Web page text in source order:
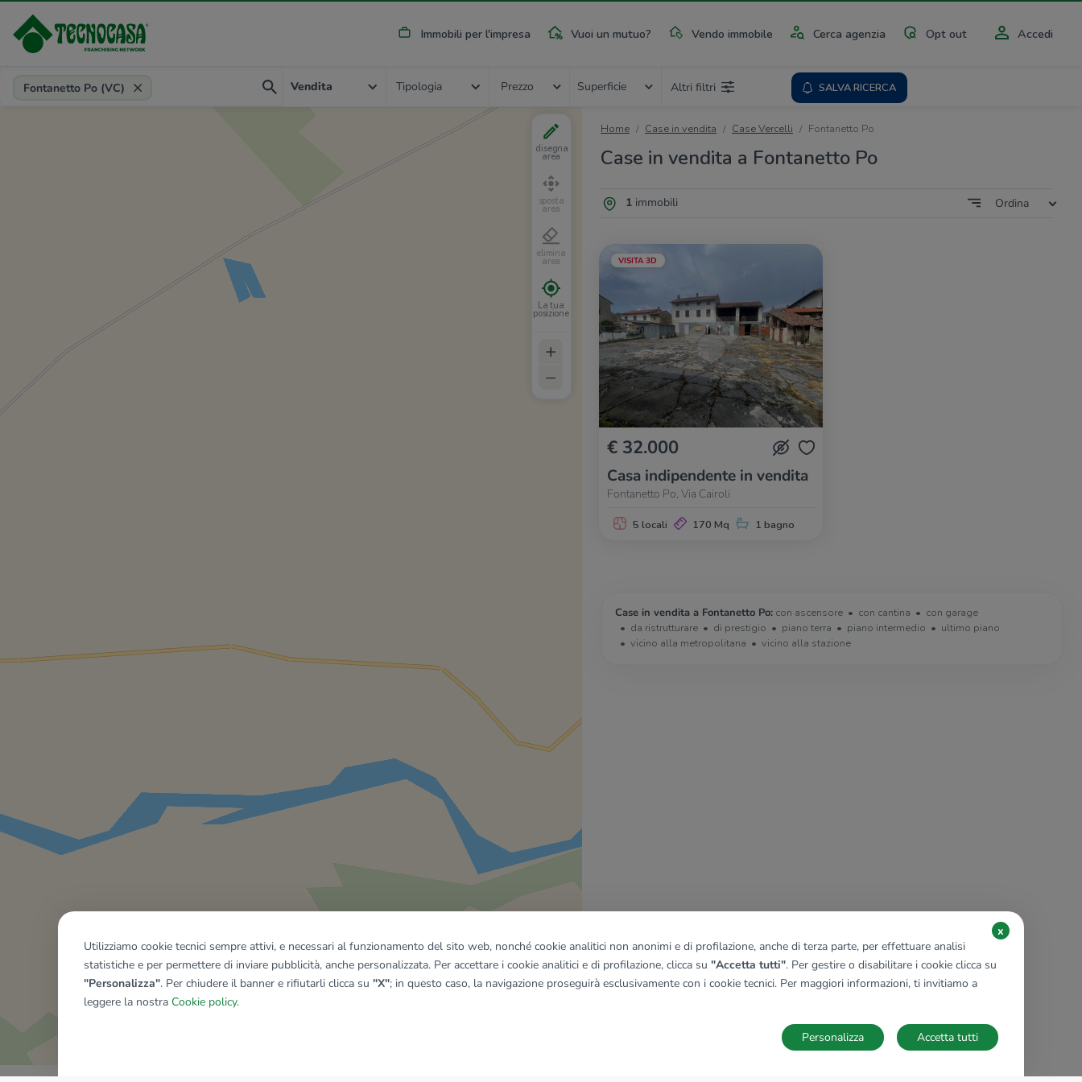
Immobili per l'impresa Vuoi un mutuo? Vendo immobile Cerca agenzia Opt out Accedi
Provincia, comune, zona, riferimento
Fontanetto Po (VC) Vendita Tipologia Prezzo Superficie Altri filtri SALVA RICERCA
Home Case in vendita Case Vercelli Fontanetto Po
Case in vendita a Fontanetto Po
1immobili Ordina
VISITA 3D
€ 32.000
Casa indipendente in vendita
Fontanetto Po, Via Cairoli
5 locali 170 Mq 1 bagno
Case in vendita a Fontanetto Po: con ascensore con cantina
con garage
da ristrutturare
di prestigio piano terra piano intermedio
ultimo piano
vicino alla metropolitana
vicino alla stazione
disegna
area
sposta
area
elimina
area
La tua
posizione
+
–
Mostra tutti gli immobili del riquadro
Utilizziamo cookie tecnici sempre attivi, e necessari al funzionamento del sito web, nonché cookie analitici non anonimi e di profilazione, anche di terza parte, per effettuare analisi
statistiche e per permettere di inviare pubblicità, anche personalizzata. Per accettare i cookie analitici e di profilazione, clicca su "Accetta tutti". Per gestire o disabilitare i cookie clicca su
"Personalizza". Per chiudere il banner e rifiutarli clicca su "X"; in questo caso, la navigazione proseguirà esclusivamente con i cookie tecnici. Per maggiori informazioni, ti invitiamo a
leggere la nostra Cookie policy.
x
Accetta tutti
Personalizza